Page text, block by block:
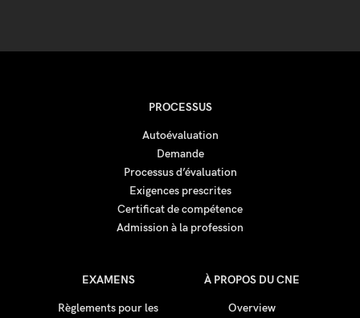
PROCESSUS
Autoévaluation
Demande
Processus d’évaluation
Exigences prescrites
Certificat de compétence
Admission à la profession
EXAMENS
Règlements pour les
À PROPOS DU CNE
Overview